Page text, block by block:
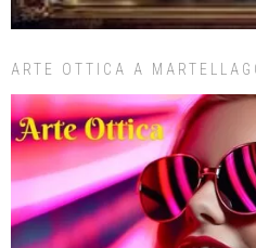
ARTE OTTICA A